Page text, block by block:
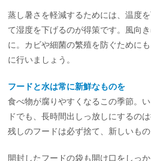
蒸し暑さを軽減するためには、温度
て湿度を下げるのが得策です。風向
に。カビや細菌の繁殖を防ぐために
に行いましょう。
フードと水は常に新鮮なものを
食べ物が腐りやすくなるこの季節。
ドでも、長時間出しっ放しにするの
残しのフードは必ず捨て、新しいもの
開封したフードの袋も開け口をしっ